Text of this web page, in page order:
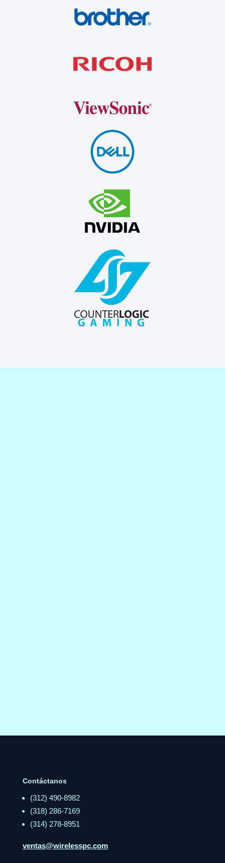
Contáctanos
(312) 490-8982
(318) 286-7169
(314) 278-8951
ventas@wirelesspc.com